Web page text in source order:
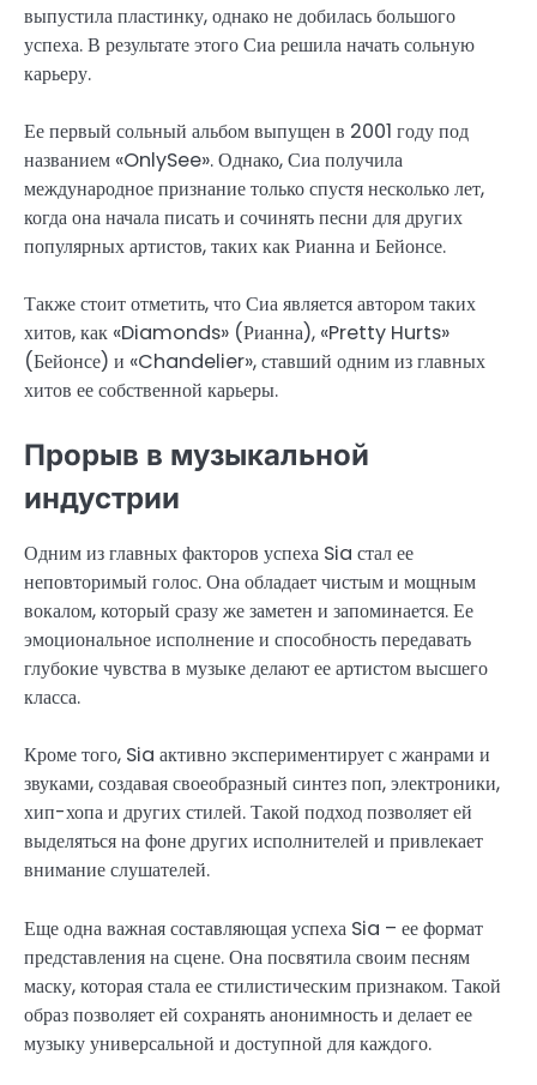
выпустила пластинку, однако не добилась большого
успеха. В результате этого Сиа решила начать сольную
карьеру.
Ее первый сольный альбом выпущен в 2001 году под
названием «OnlySee». Однако, Сиа получила
международное признание только спустя несколько лет,
когда она начала писать и сочинять песни для других
популярных артистов, таких как Рианна и Бейонсе.
Также стоит отметить, что Сиа является автором таких
хитов, как «Diamonds» (Рианна), «Pretty Hurts»
(Бейонсе) и «Chandelier», ставший одним из главных
хитов ее собственной карьеры.
Прорыв в музыкальной
индустрии
Одним из главных факторов успеха Sia стал ее
неповторимый голос. Она обладает чистым и мощным
вокалом, который сразу же заметен и запоминается. Ее
эмоциональное исполнение и способность передавать
глубокие чувства в музыке делают ее артистом высшего
класса.
Кроме того, Sia активно экспериментирует с жанрами и
звуками, создавая своеобразный синтез поп, электроники,
хип-хопа и других стилей. Такой подход позволяет ей
выделяться на фоне других исполнителей и привлекает
внимание слушателей.
Еще одна важная составляющая успеха Sia – ее формат
представления на сцене. Она посвятила своим песням
маску, которая стала ее стилистическим признаком. Такой
образ позволяет ей сохранять анонимность и делает ее
музыку универсальной и доступной для каждого.